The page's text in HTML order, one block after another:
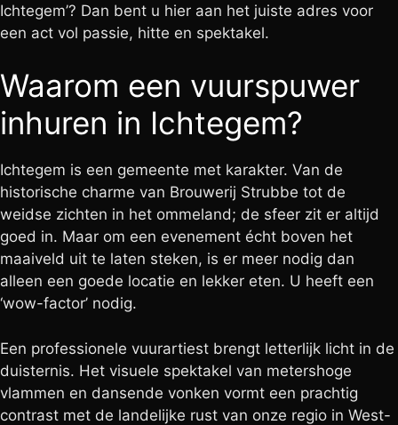
Ichtegem’? Dan bent u hier aan het juiste adres voor
een act vol passie, hitte en spektakel.
Waarom een vuurspuwer
inhuren in Ichtegem?
Ichtegem is een gemeente met karakter. Van de
historische charme van Brouwerij Strubbe tot de
weidse zichten in het ommeland; de sfeer zit er altijd
goed in. Maar om een evenement écht boven het
maaiveld uit te laten steken, is er meer nodig dan
alleen een goede locatie en lekker eten. U heeft een
‘wow-factor’ nodig.
Een professionele vuurartiest brengt letterlijk licht in de
duisternis. Het visuele spektakel van metershoge
vlammen en dansende vonken vormt een prachtig
contrast met de landelijke rust van onze regio in West-